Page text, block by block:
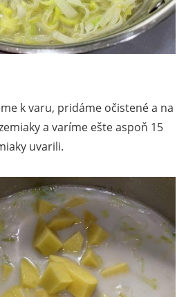
k varu, pridáme očistené a na
a varíme ešte aspoň 15
uvarili.